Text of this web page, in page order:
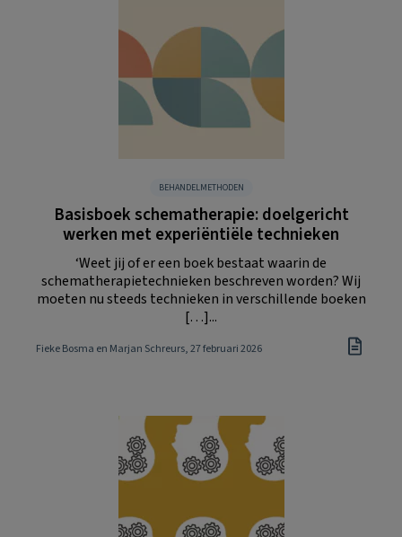
BEHANDELMETHODEN
Basisboek schematherapie: doelgericht
werken met experiëntiële technieken
‘Weet jij of er een boek bestaat waarin de
schematherapietechnieken beschreven worden? Wij
moeten nu steeds technieken in verschillende boeken
[…]...
Fieke Bosma en Marjan Schreurs, 27 februari 2026